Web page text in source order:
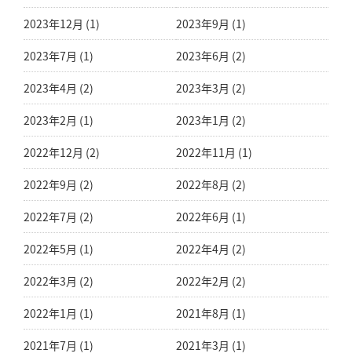
2023年12月 (1) 2023年9月 (1)
2023年7月 (1) 2023年6月 (2)
2023年4月 (2) 2023年3月 (2)
2023年2月 (1) 2023年1月 (2)
2022年12月 (2) 2022年11月 (1)
2022年9月 (2) 2022年8月 (2)
2022年7月 (2) 2022年6月 (1)
2022年5月 (1) 2022年4月 (2)
2022年3月 (2) 2022年2月 (2)
2022年1月 (1) 2021年8月 (1)
2021年7月 (1) 2021年3月 (1)